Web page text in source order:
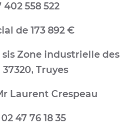
402 558 522
de 173 892 €
Zone industrielle des
Truyes
Laurent Crespeau
47 76 18 35